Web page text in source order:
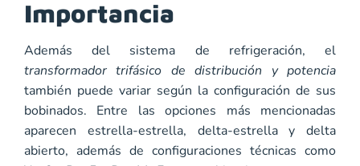
Importancia
Además del sistema de refrigeración, el
transformador trifásico de distribución y potencia
también puede variar según la configuración de sus
bobinados. Entre las opciones más mencionadas
aparecen estrella-estrella, delta-estrella y delta
abierto, además de configuraciones técnicas como